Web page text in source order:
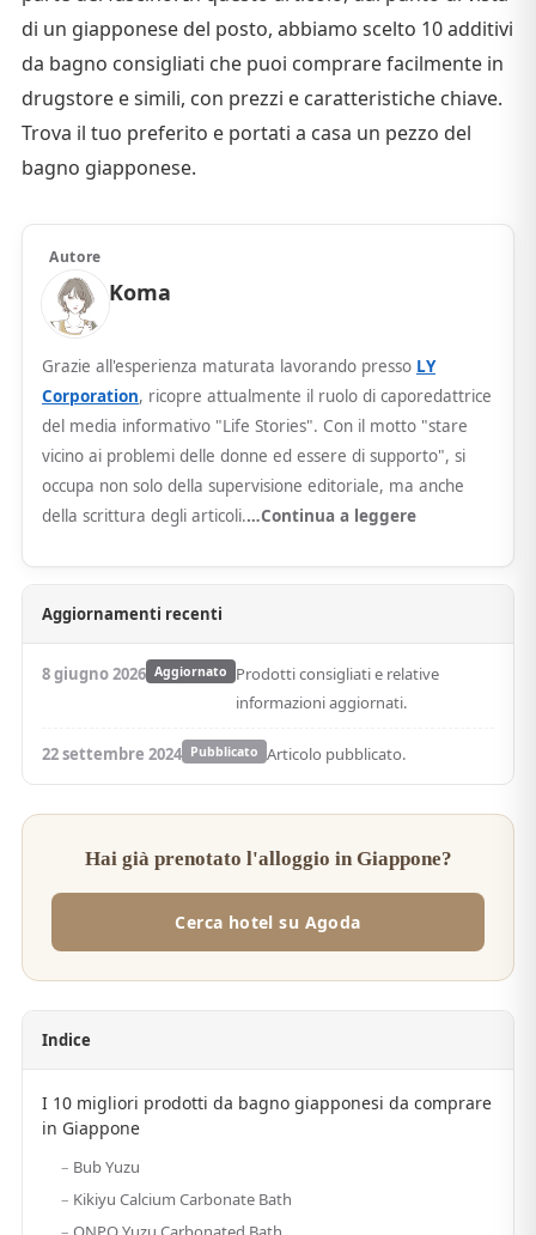
di un giapponese del posto, abbiamo scelto 10 additivi
da bagno consigliati che puoi comprare facilmente in
drugstore e simili, con prezzi e caratteristiche chiave.
Trova il tuo preferito e portati a casa un pezzo del
bagno giapponese.
Autore
Koma
Grazie all'esperienza maturata lavorando presso LY
Corporation, ricopre attualmente il ruolo di caporedattrice
del media informativo "Life Stories". Con il motto "stare
vicino ai problemi delle donne ed essere di supporto", si
occupa non solo della supervisione editoriale, ma anche
della scrittura degli articoli.…Continua a leggere
Aggiornamenti recenti
8 giugno 2026 Aggiornato
Prodotti consigliati e relative
informazioni aggiornati.
22 settembre 2024 Pubblicato Articolo pubblicato.
Hai già prenotato l'alloggio in Giappone?
Cerca hotel su Agoda
Indice
I 10 migliori prodotti da bagno giapponesi da comprare
in Giappone
Bub Yuzu
Kikiyu Calcium Carbonate Bath